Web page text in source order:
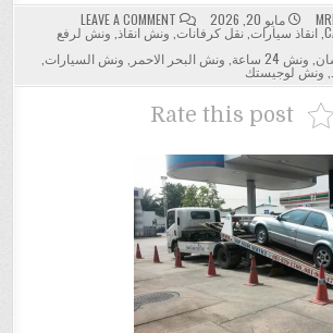
مايو 20, 2026 LEAVE A COMMENT
ON
خدمات
ونش
الفرسان
لإنقاذ
السيارات
,انقاذ سيارات,نقل كرفانات, ونش انقاذ, ونش لرفع
, ونش 24 ساعة , ونش البحر الاحمر , ونش السيارات,
, ونش لوجيستك
Rate this post